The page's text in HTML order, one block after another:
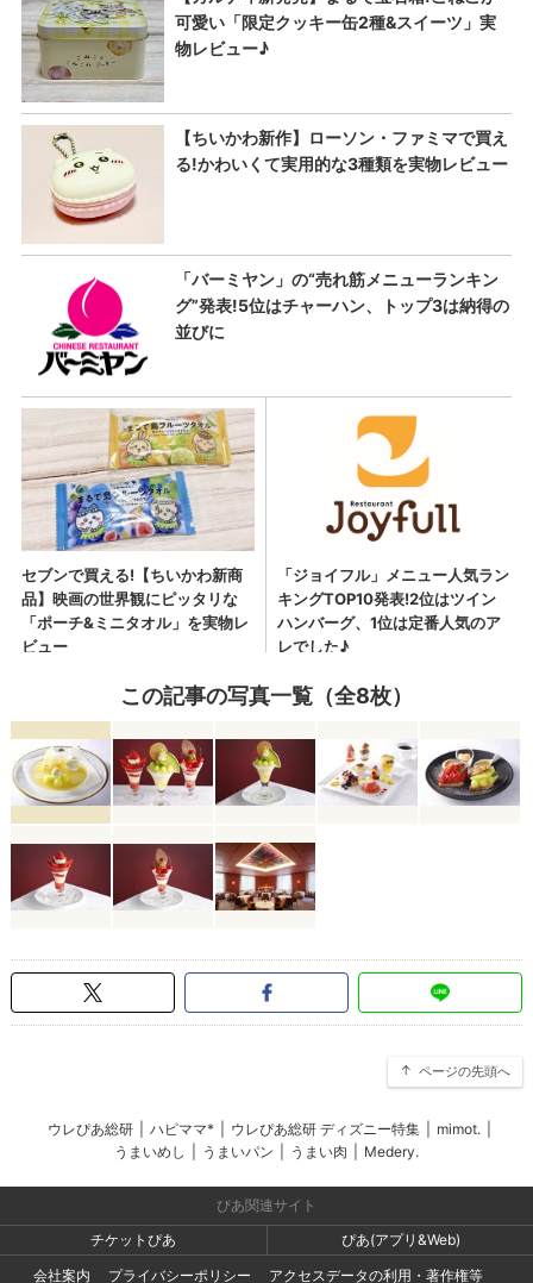
この記事の写真一覧（全8枚）
ページの先頭へ
ウレぴあ総研 ハピママ* ウレぴあ総研 ディズニー特集 mimot.
うまいめし
うまいパン うまい肉 Medery.
ぴあ関連サイト
チケットぴあ
ぴあ(アプリ&Web)
会社案内
プライバシーポリシー アクセスデータの利用・著作権等